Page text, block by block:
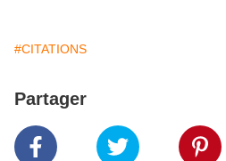
#CITATIONS
Partager